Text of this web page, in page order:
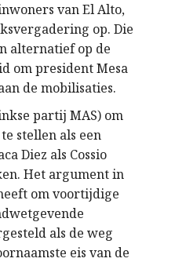
van El Alto,
op. Die
alternatief op de
om president Mesa
de mobilisaties.
partij MAS) om
stellen als een
Diez als Cossio
Het argument in
om voortijdige
als de weg
eis van de